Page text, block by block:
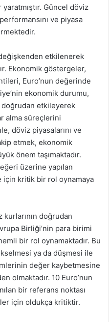
yaratmıştır. Güncel döviz
ve piyasa
etkilenerek
Ekonomik göstergeler,
Euro’nun değerinde
ekonomik durumu,
etkileyerek
alma süreçlerini
döviz piyasalarını ve
etmek, ekonomik
önem taşımaktadır.
üzerine yapılan
için kritik bir rol oynamaya
kurlarının doğrudan
Birliği’nin para birimi
bir rol oynamaktadır. Bu
ya da düşmesi ile
değer kaybetmesine
olmaktadır. 10 Euro’nun
bir referans noktası
için oldukça kritiktir.